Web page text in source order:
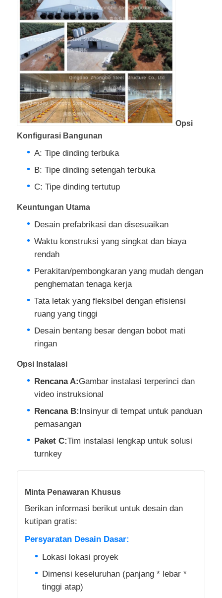
Konstruksi bangunan struktur baja
Struktur Baja Lapisan Serbuk
Opsi
Konfigurasi Bangunan
A: Tipe dinding terbuka
B: Tipe dinding setengah terbuka
C: Tipe dinding tertutup
Keuntungan Utama
Desain prefabrikasi dan disesuaikan
Waktu konstruksi yang singkat dan biaya
rendah
Perakitan/pembongkaran yang mudah dengan
penghematan tenaga kerja
Tata letak yang fleksibel dengan efisiensi
ruang yang tinggi
Desain bentang besar dengan bobot mati
ringan
Opsi Instalasi
Rencana A:Gambar instalasi terperinci dan
video instruksional
Rencana B:Insinyur di tempat untuk panduan
pemasangan
Paket C:Tim instalasi lengkap untuk solusi
turnkey
Minta Penawaran Khusus
Berikan informasi berikut untuk desain dan
kutipan gratis:
Persyaratan Desain Dasar:
Lokasi lokasi proyek
Dimensi keseluruhan (panjang * lebar *
tinggi atap)